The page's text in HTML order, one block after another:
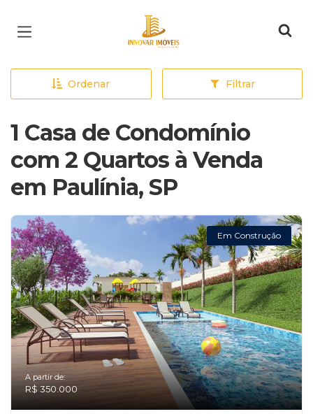
Página inicial
Ordenar Filtrar
1 Casa de Condomínio
com 2 Quartos à Venda
em Paulínia, SP
Em Construção
A partir de:
R$ 350.000